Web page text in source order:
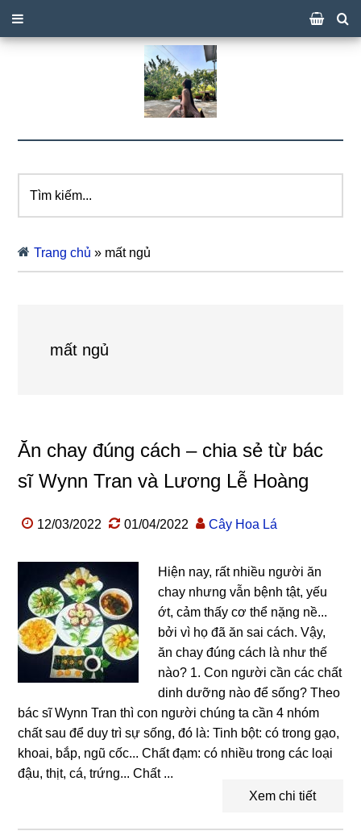
kiếm...
Trang chủ » mất ngủ
mất ngủ
Ăn chay đúng cách – chia sẻ từ bác
sĩ Wynn Tran và Lương Lễ Hoàng
12/03/2022 01/04/2022 Cây Hoa Lá
Hiện nay, rất nhiều người ăn
chay nhưng vẫn bệnh tật, yếu
ớt, cảm thấy cơ thể nặng nề...
bởi vì họ đã ăn sai cách. Vậy,
ăn chay đúng cách là như thế
nào? 1. Con người cần các chất
dinh dưỡng nào để sống? Theo
bác sĩ Wynn Tran thì con người chúng ta cần 4 nhóm
chất sau để duy trì sự sống, đó là: Tinh bột: có trong gạo,
khoai, bắp, ngũ cốc... Chất đạm: có nhiều trong các loại
đậu, thịt, cá, trứng... Chất ...
Xem chi tiết